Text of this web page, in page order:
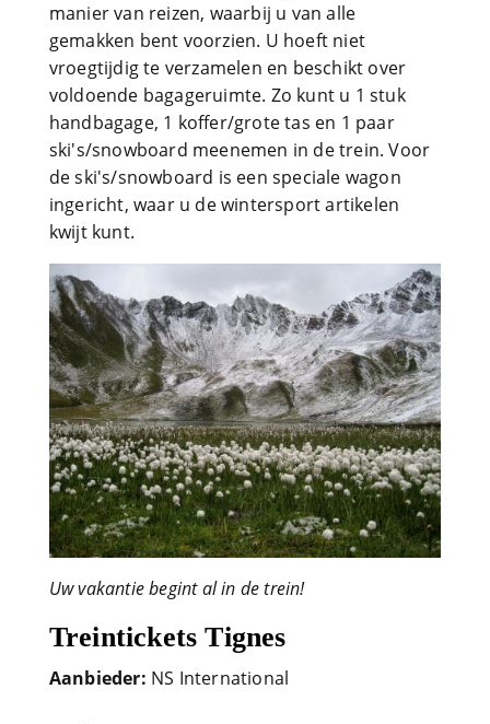
manier van reizen, waarbij u van alle
gemakken bent voorzien. U hoeft niet
vroegtijdig te verzamelen en beschikt over
voldoende bagageruimte. Zo kunt u 1 stuk
handbagage, 1 koffer/grote tas en 1 paar
ski's/snowboard meenemen in de trein. Voor
de ski's/snowboard is een speciale wagon
ingericht, waar u de wintersport artikelen
kwijt kunt.
Uw vakantie begint al in de trein!
Treintickets Tignes
Aanbieder: NS International